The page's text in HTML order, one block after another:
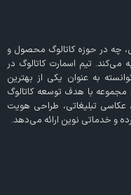
، چه در حوزه کاتالوگ محصول و
می‌کند. تیم اسمارت کاتالوگ در
به عنوان یکی از بهترین
با هدف توسعه کاتالوگ
عکاسی تبلیغاتی، طراحی هویت
و خدماتی نوین ارائه می‌دهد.